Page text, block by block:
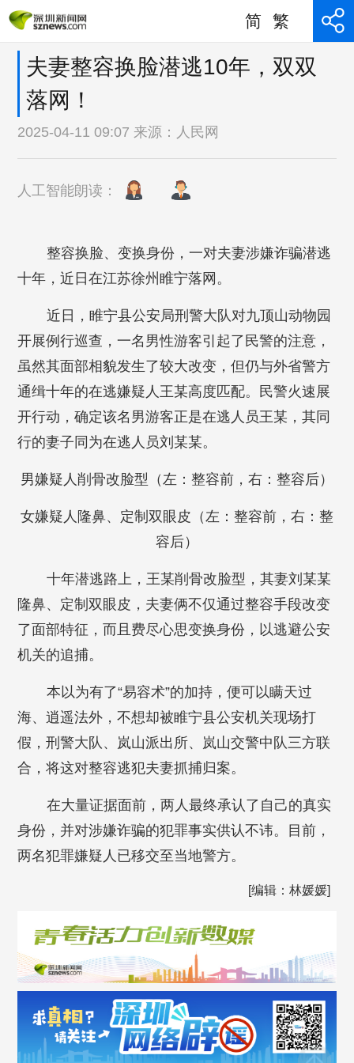
简 繁
夫妻整容换脸潜逃10年，双双
落网！
2025-04-11 09:07 来源： 人民网
人工智能朗读：
整容换脸、变换身份，一对夫妻涉嫌诈骗潜逃
十年，近日在江苏徐州睢宁落网。
近日，睢宁县公安局刑警大队对九顶山动物园
开展例行巡查，一名男性游客引起了民警的注意，
虽然其面部相貌发生了较大改变，但仍与外省警方
通缉十年的在逃嫌疑人王某高度匹配。民警火速展
开行动，确定该名男游客正是在逃人员王某，其同
行的妻子同为在逃人员刘某某。
男嫌疑人削骨改脸型（左：整容前，右：整容后）
女嫌疑人隆鼻、定制双眼皮（左：整容前，右：整
容后）
十年潜逃路上，王某削骨改脸型，其妻刘某某
隆鼻、定制双眼皮，夫妻俩不仅通过整容手段改变
了面部特征，而且费尽心思变换身份，以逃避公安
机关的追捕。
本以为有了“易容术”的加持，便可以瞒天过
海、逍遥法外，不想却被睢宁县公安机关现场打
假，刑警大队、岚山派出所、岚山交警中队三方联
合，将这对整容逃犯夫妻抓捕归案。
在大量证据面前，两人最终承认了自己的真实
身份，并对涉嫌诈骗的犯罪事实供认不讳。目前，
两名犯罪嫌疑人已移交至当地警方。
[编辑：林媛媛]